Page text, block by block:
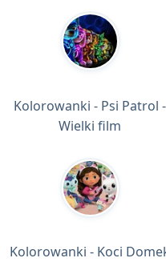
Kolorowanki - Psi Patrol -
Wielki film
Kolorowanki - Koci